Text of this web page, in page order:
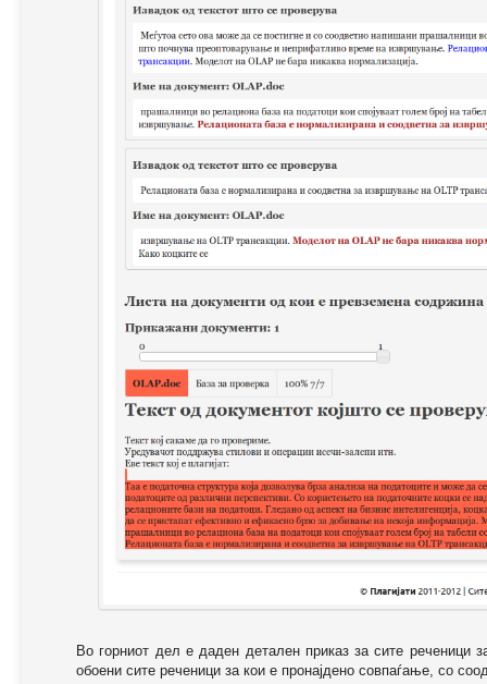
Во горниот дел е даден детален приказ за сите реченици
обоени сите реченици за кои е пронајдено совпаѓање, со